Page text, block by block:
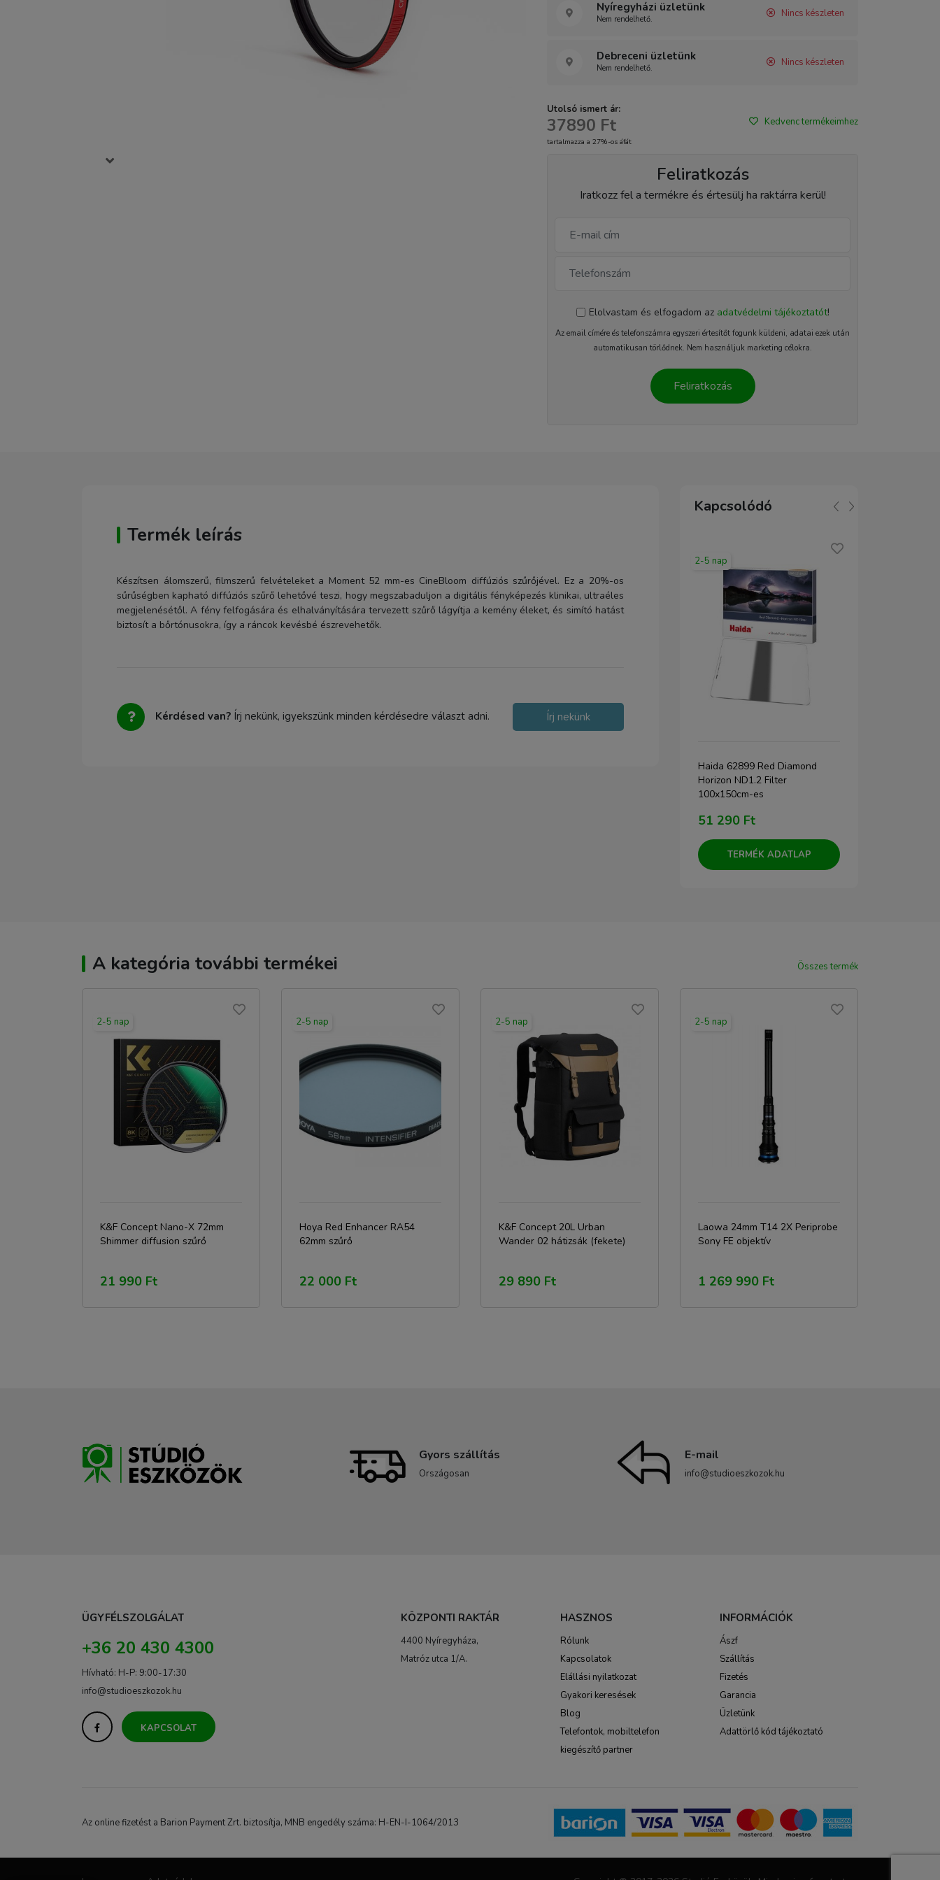
Nyíregyházi üzletünk
Nem rendelhető. Nincs készleten
Debreceni üzletünk
Nem rendelhető. Nincs készleten
Utolsó ismert ár:
37890 Ft
tartalmazza a 27%-os áfát
Kedvenc termékeimhez
Feliratkozás
Iratkozz fel a termékre és értesülj ha raktárra kerül!
Elolvastam és elfogadom az adatvédelmi tájékoztatót!
Az email címére és telefonszámra egyszeri értesítőt fogunk küldeni, adatai ezek után
automatikusan törlődnek. Nem használjuk marketing célokra.
Feliratkozás
Termék leírás
Készítsen álomszerű, filmszerű felvételeket a Moment 52 mm-es CineBloom diffúziós szűrőjével. Ez a 20%-os
sűrűségben kapható diffúziós szűrő lehetővé teszi, hogy megszabaduljon a digitális fényképezés klinikai, ultraéles
megjelenésétől. A fény felfogására és elhalványítására tervezett szűrő lágyítja a kemény éleket, és simító hatást
biztosít a bőrtónusokra, így a ráncok kevésbé észrevehetők.
Kérdésed van? Írj nekünk, igyekszünk minden kérdésedre választ adni. Írj nekünk
Kapcsolódó
2-5 nap
Haida 62899 Red Diamond
Horizon ND1.2 Filter
100x150cm-es
51 290 Ft
TERMÉK ADATLAP
A kategória további termékei Összes termék
2-5 nap
K&F Concept Nano-X 72mm
Shimmer diffusion szűrő
21 990 Ft
2-5 nap
Hoya Red Enhancer RA54
62mm szűrő
22 000 Ft
2-5 nap
K&F Concept 20L Urban
Wander 02 hátizsák (fekete)
29 890 Ft
2-5 nap
Laowa 24mm T14 2X Periprobe
Sony FE objektív
1 269 990 Ft
Gyors szállítás
Országosan
E-mail
info@studioeszkozok.hu
ÜGYFÉLSZOLGÁLAT
+36 20 430 4300
Hívható: H-P: 9:00-17:30
info@studioeszkozok.hu
KAPCSOLAT
KÖZPONTI RAKTÁR
4400 Nyíregyháza,
Matróz utca 1/A.
HASZNOS
Rólunk
Kapcsolatok
Elállási nyilatkozat
Gyakori keresések
Blog
Telefontok, mobiltelefon
kiegészítő partner
INFORMÁCIÓK
Ászf
Szállítás
Fizetés
Garancia
Üzletünk
Adattörlő kód tájékoztató
Az online fizetést a Barion Payment Zrt. biztosítja, MNB engedély száma: H-EN-I-1064/2013